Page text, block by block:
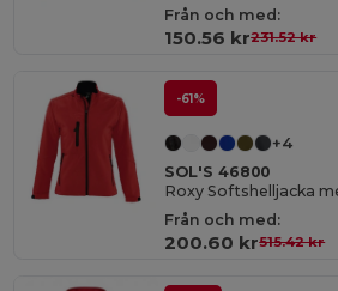
Från och med:
150.56 kr231.52 kr
-61%
+4
SOL'S 46800
Från och med:
200.60 kr515.42 kr